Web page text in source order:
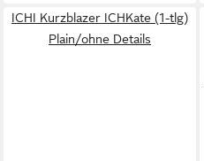
ICHI Kurzblazer ICHKate (1-tlg)
Plain/ohne Details